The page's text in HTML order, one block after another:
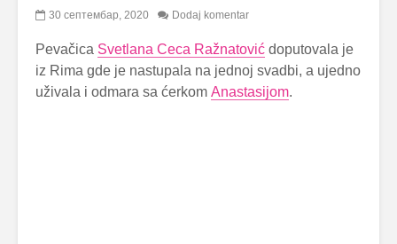
30 септембар, 2020 Dodaj komentar
Pevačica Svetlana Ceca Ražnatović doputovala je
iz Rima gde je nastupala na jednoj svadbi, a ujedno
uživala i odmara sa ćerkom Anastasijom.